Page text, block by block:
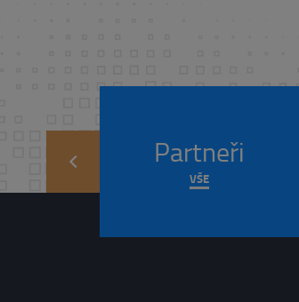
Partneři
VŠE
prev